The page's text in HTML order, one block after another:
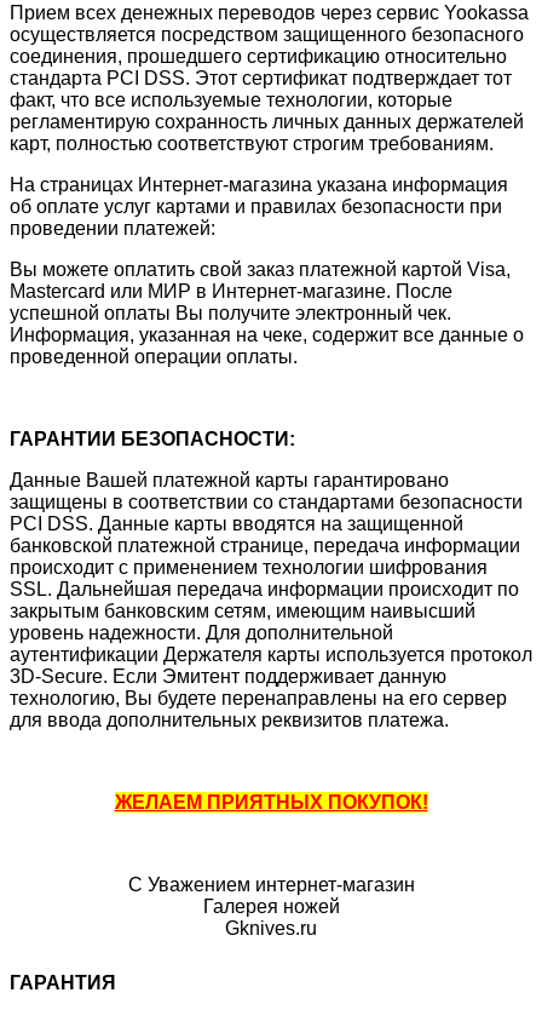
Прием всех денежных переводов через сервис Yookassa
осуществляется посредством защищенного безопасного
соединения, прошедшего сертификацию относительно
стандарта PCI DSS. Этот сертификат подтверждает тот
факт, что все используемые технологии, которые
регламентирую сохранность личных данных держателей
карт, полностью соответствуют строгим требованиям.
На страницах Интернет-магазина указана информация
об оплате услуг картами и правилах безопасности при
проведении платежей:
Вы можете оплатить свой заказ платежной картой Visa,
Mastercard или МИР в Интернет-магазине. После
успешной оплаты Вы получите электронный чек.
Информация, указанная на чеке, содержит все данные о
проведенной операции оплаты.
ГАРАНТИИ БЕЗОПАСНОСТИ:
Данные Вашей платежной карты гарантировано
защищены в соответствии со стандартами безопасности
PCI DSS. Данные карты вводятся на защищенной
банковской платежной странице, передача информации
происходит с применением технологии шифрования
SSL. Дальнейшая передача информации происходит по
закрытым банковским сетям, имеющим наивысший
уровень надежности. Для дополнительной
аутентификации Держателя карты используется протокол
3D-Secure. Если Эмитент поддерживает данную
технологию, Вы будете перенаправлены на его сервер
для ввода дополнительных реквизитов платежа.
ЖЕЛАЕМ ПРИЯТНЫХ ПОКУПОК!
С Уважением интернет-магазин
Галерея ножей
Gknives.ru
ГАРАНТИЯ